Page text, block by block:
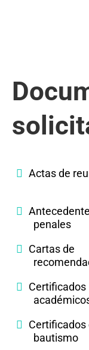
Actas de
penales
Cartas de
Certificados
Certificados
bautismo